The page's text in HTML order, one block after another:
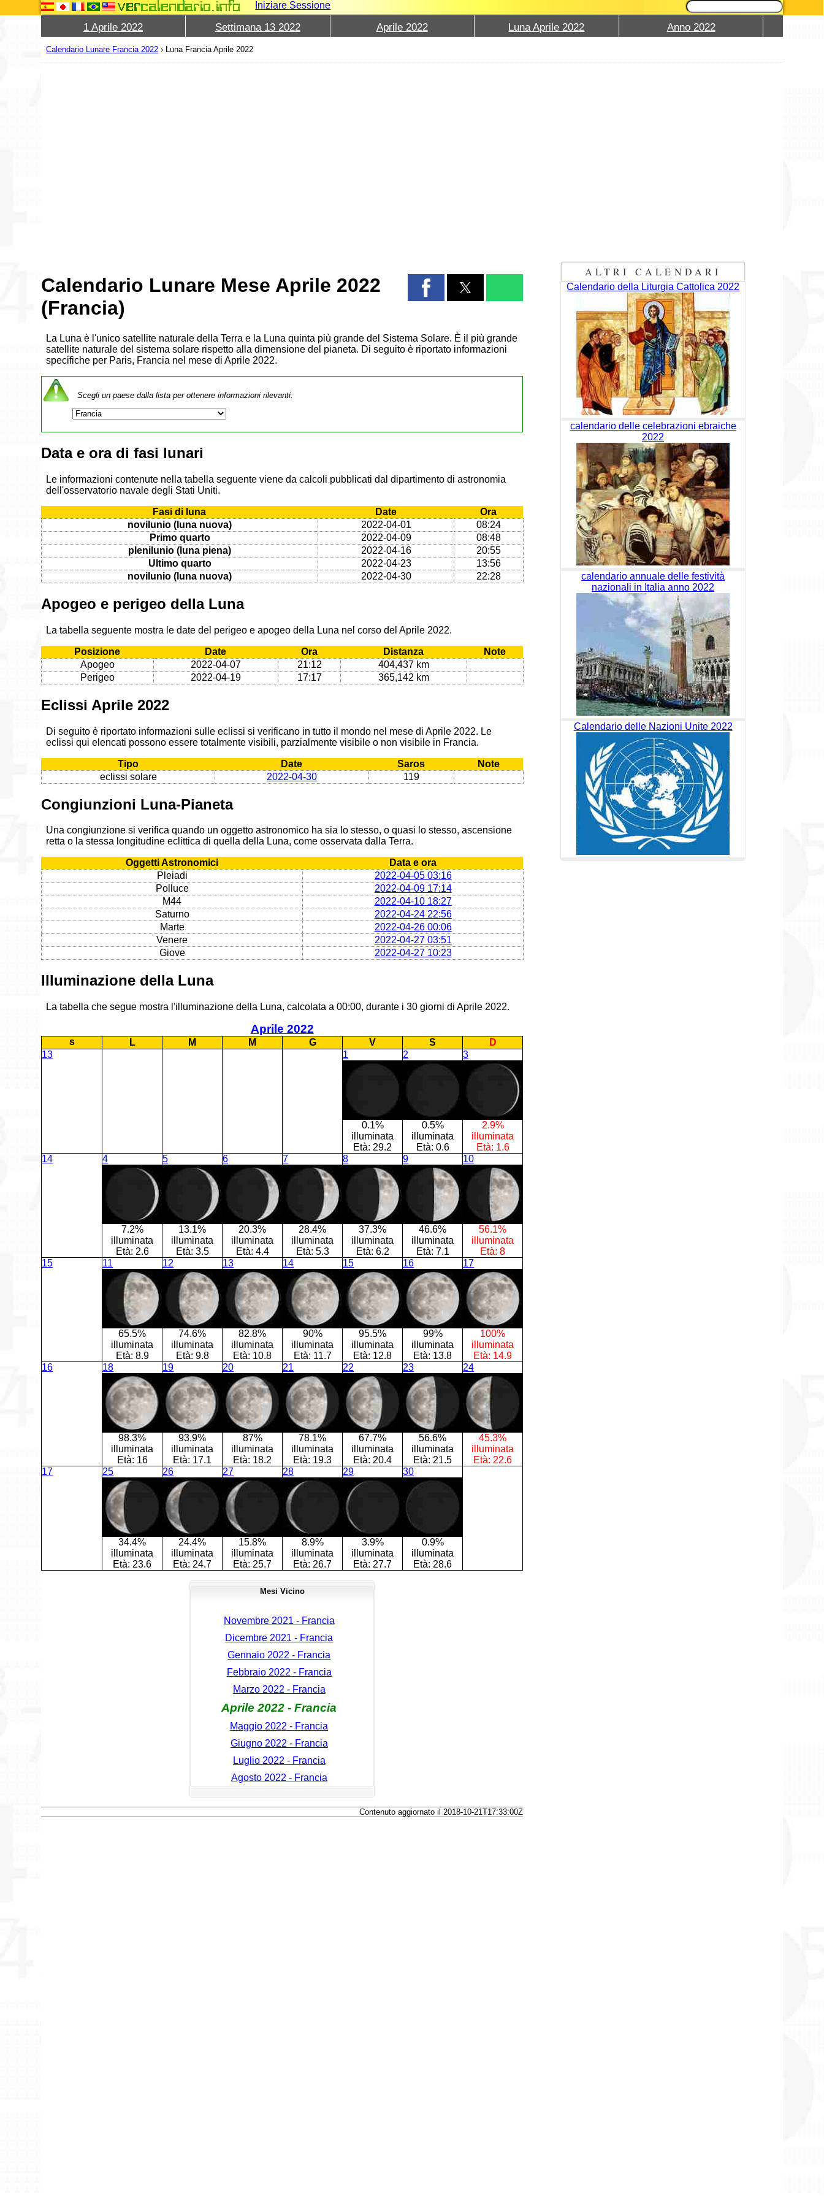
Iniziare Sessione
1 Aprile 2022 Settimana 13 2022 Aprile 2022 Luna Aprile 2022 Anno 2022
Calendario Lunare Francia 2022 › Luna Francia Aprile 2022
Calendario Lunare Mese Aprile 2022
(Francia)
La Luna è l'unico satellite naturale della Terra e la Luna quinta più grande del Sistema Solare. È il più grande
satellite naturale del sistema solare rispetto alla dimensione del pianeta. Di seguito è riportato informazioni
specifiche per Paris, Francia nel mese di Aprile 2022.
Scegli un paese dalla lista per ottenere informazioni rilevanti:
Data e ora di fasi lunari
Le informazioni contenute nella tabella seguente viene da calcoli pubblicati dal dipartimento di astronomia
dell'osservatorio navale degli Stati Uniti.
Fasi di luna Date
Ora
novilunio (luna nuova)
2022-04-01
08:24
Primo quarto
2022-04-09
08:48
plenilunio (luna piena)
2022-04-16
20:55
Ultimo quarto
2022-04-23
13:56
novilunio (luna nuova)
2022-04-30 22:28
Apogeo e perigeo della Luna
La tabella seguente mostra le date del perigeo e apogeo della Luna nel corso del Aprile 2022.
Posizione Date Ora Distanza
Note
Apogeo
2022-04-07 21:12
404,437 km
Perigeo
2022-04-19 17:17 365,142 km
Eclissi Aprile 2022
Di seguito è riportato informazioni sulle eclissi si verificano in tutto il mondo nel mese di Aprile 2022. Le
eclissi qui elencati possono essere totalmente visibili, parzialmente visibile o non visibile in Francia.
Tipo Date Saros
Note
eclissi solare
2022-04-30 119
Congiunzioni Luna-Pianeta
Una congiunzione si verifica quando un oggetto astronomico ha sia lo stesso, o quasi lo stesso, ascensione
retta o la stessa longitudine eclittica di quella della Luna, come osservata dalla Terra.
Oggetti Astronomici
Data e ora
Pleiadi
2022-04-05 03:16
Polluce
2022-04-09 17:14
M44
2022-04-10 18:27
Saturno
2022-04-24 22:56
Marte
2022-04-26 00:06
Venere
2022-04-27 03:51
Giove
2022-04-27 10:23
Illuminazione della Luna
La tabella che segue mostra l'illuminazione della Luna, calcolata a 00:00, durante i 30 giorni di Aprile 2022.
Aprile 2022
s L M M G V S
D
13
1
0.1%
illuminata
Età: 29.2
2
0.5%
illuminata
Età: 0.6
3
2.9%
illuminata
Età: 1.6
14
4
7.2%
illuminata
Età: 2.6
5
13.1%
illuminata
Età: 3.5
6
20.3%
illuminata
Età: 4.4
7
28.4%
illuminata
Età: 5.3
8
37.3%
illuminata
Età: 6.2
9
46.6%
illuminata
Età: 7.1
10
56.1%
illuminata
Età: 8
15
11
65.5%
illuminata
Età: 8.9
12
74.6%
illuminata
Età: 9.8
13
82.8%
illuminata
Età: 10.8
14
90%
illuminata
Età: 11.7
15
95.5%
illuminata
Età: 12.8
16
99%
illuminata
Età: 13.8
17
100%
illuminata
Età: 14.9
16
18
98.3%
illuminata
Età: 16
19
93.9%
illuminata
Età: 17.1
20
87%
illuminata
Età: 18.2
21
78.1%
illuminata
Età: 19.3
22
67.7%
illuminata
Età: 20.4
23
56.6%
illuminata
Età: 21.5
24
45.3%
illuminata
Età: 22.6
17
25
34.4%
illuminata
Età: 23.6
26
24.4%
illuminata
Età: 24.7
27
15.8%
illuminata
Età: 25.7
28
8.9%
illuminata
Età: 26.7
29
3.9%
illuminata
Età: 27.7
30
0.9%
illuminata
Età: 28.6
Mesi Vicino
Novembre 2021 - Francia
Dicembre 2021 - Francia
Gennaio 2022 - Francia
Febbraio 2022 - Francia
Marzo 2022 - Francia
Aprile 2022 - Francia
Maggio 2022 - Francia
Giugno 2022 - Francia
Luglio 2022 - Francia
Agosto 2022 - Francia
Contenuto aggiornato il 2018-10-21T17:33:00Z
ALTRI CALENDARI
Calendario della Liturgia Cattolica 2022
calendario delle celebrazioni ebraiche
2022
calendario annuale delle festività
nazionali in Italia anno 2022
Calendario delle Nazioni Unite 2022